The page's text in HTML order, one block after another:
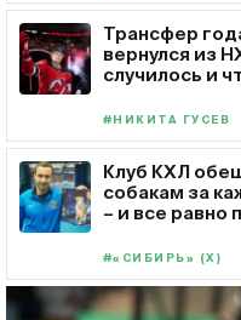
Трансфер
вернулся из
случилось и
#НИКИТА ГУСЕВ
Клуб КХЛ
собакам за
– и все равно
#«СИБИРЬ» (Х)